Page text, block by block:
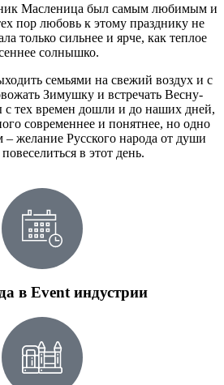
Масленица был самым любимым и
пор любовь к этому празднику не
только сильнее и ярче, как теплое
солнышко.
семьями на свежий воздух и с
Зимушку и встречать Весну-
тех времен дошли и до наших дней,
современнее и понятнее, но одно
– желание Русского народа от души
в этот день.
в Event индустрии